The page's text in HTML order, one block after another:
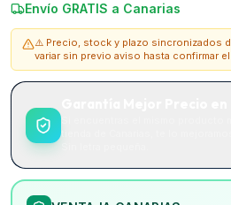
Envío GRATIS a Canarias
⚠️ Precio, stock y plazo sincronizados
variar sin previo aviso hasta confirmar